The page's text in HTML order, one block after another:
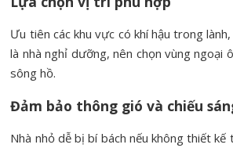
Ưu tiên các khu vực có khí hậu trong
là nhà nghỉ dưỡng, nên chọn vùng ngoại
sông hồ.
Đảm bảo thông gió và chiếu
Nhà nhỏ dễ bị bí bách nếu không thiết kế